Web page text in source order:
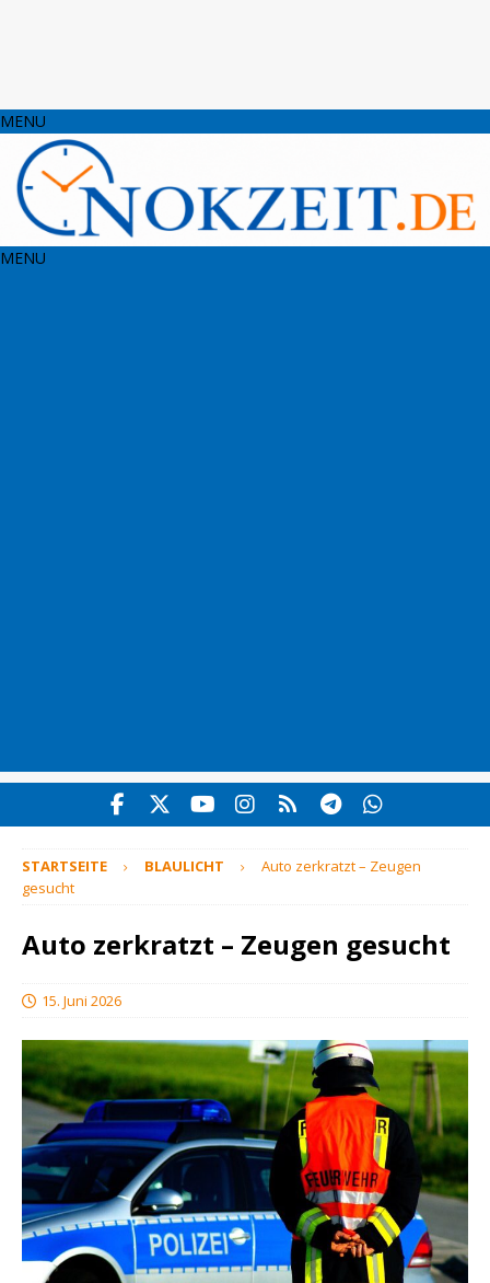
MENU
MENU
STARTSEITE BLAULICHT
Auto zerkratzt – Zeugen
gesucht
Auto zerkratzt – Zeugen gesucht
15. Juni 2026